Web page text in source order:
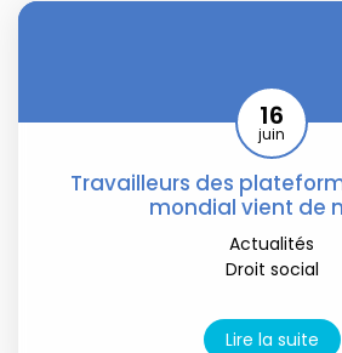
Travailleurs des
mondial vient de
16
juin
Actualités
Droit social
Lire la suite